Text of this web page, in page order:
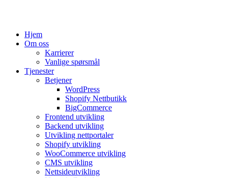
Hjem
Om oss
Karrierer
Vanlige spørsmål
Tjenester
Betjener
WordPress
Shopify Nettbutikk
BigCommerce
Frontend utvikling
Backend utvikling
Utvikling nettportaler
Shopify utvikling
WooCommerce utvikling
CMS utvikling
Nettsideutvikling